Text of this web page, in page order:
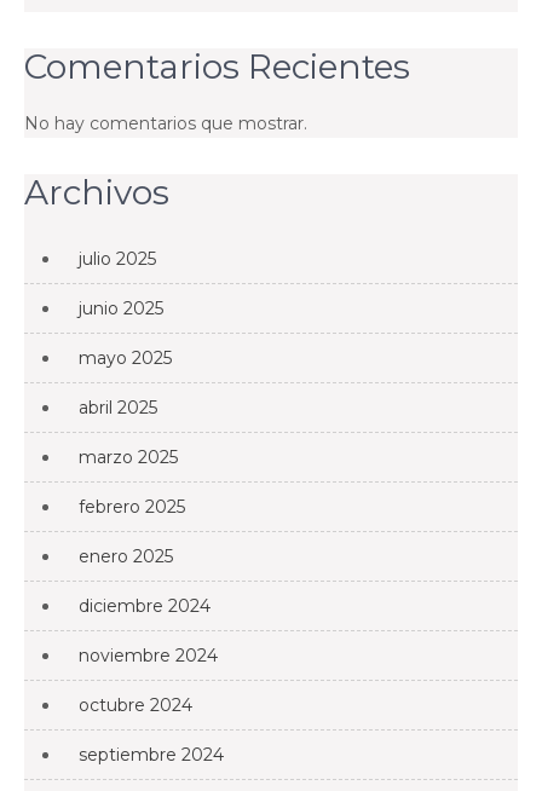
Comentarios Recientes
No hay comentarios que mostrar.
Archivos
julio 2025
junio 2025
mayo 2025
abril 2025
marzo 2025
febrero 2025
enero 2025
diciembre 2024
noviembre 2024
octubre 2024
septiembre 2024